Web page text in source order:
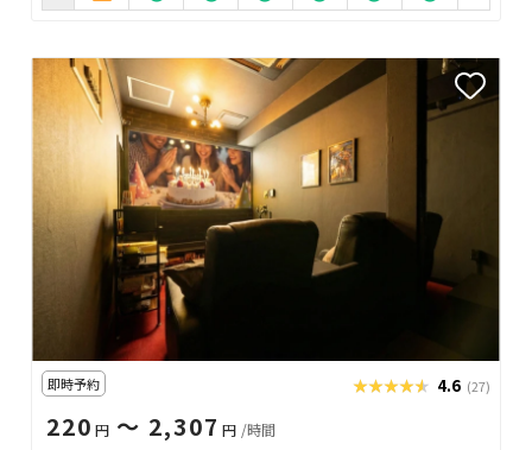
即時予約 ★★★★★
★★★★★ 4.6 (27)
220 円 〜 2,307 円 /時間